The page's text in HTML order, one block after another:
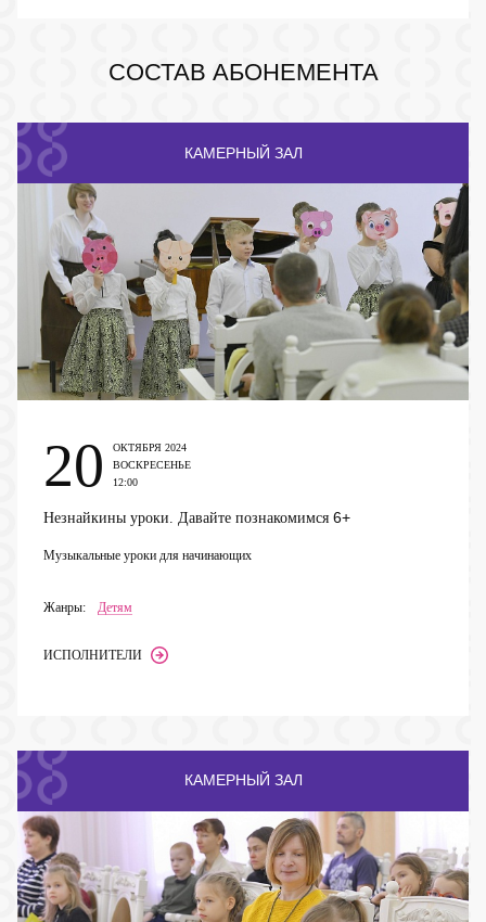
СОСТАВ АБОНЕМЕНТА
КАМЕРНЫЙ ЗАЛ
20
ОКТЯБРЯ 2024
ВОСКРЕСЕНЬЕ
12:00
Незнайкины уроки. Давайте познакомимся 6+
Музыкальные уроки для начинающих
Жанры: Детям
ИСПОЛНИТЕЛИ
КАМЕРНЫЙ ЗАЛ